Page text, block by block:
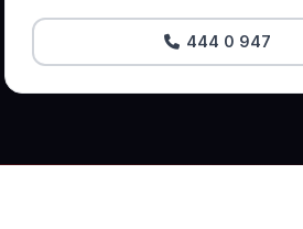
444 0 947